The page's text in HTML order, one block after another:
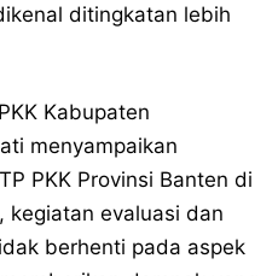
ditingkatan lebih
Kabupaten
menyampaikan
PKK Provinsi Banten di
kegiatan evaluasi dan
berhenti pada aspek